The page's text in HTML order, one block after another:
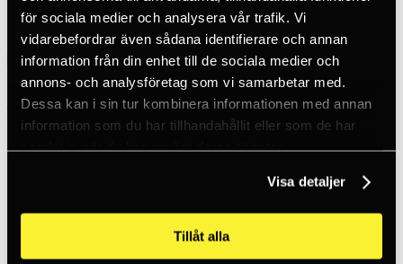
för sociala medier och analysera vår trafik. Vi
vidarebefordrar även sådana identifierare och annan
information från din enhet till de sociala medier och
annons- och analysföretag som vi samarbetar med.
Dessa kan i sin tur kombinera informationen med annan
information som du har tillhandahållit eller som de har
samlat in när du har använt deras tjänster.
Visa detaljer
Tillåt alla
Vajer
Kalypso - Fall arrester with winch
Kratos Safety
Kalypso - Fall arrester with winch
kraftfull säkerhetsanordning som är utformad för fallskydd. Den har
en galvaniserad stålvajer med en diameter på 4,5 mm, utrustad med
Höljet är tillverkat av slagtålig polymer och har ett bärhandtag med